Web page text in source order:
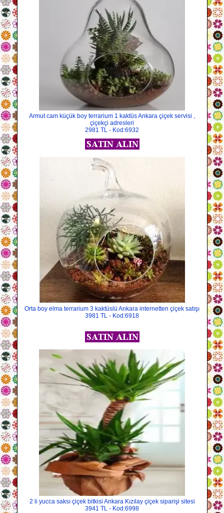
Armut cam küçük boy terrarium 1 kaktüs Ankara çiçek servisi ,
çiçekçi adresleri
2981 TL - Kod:6932
Orta boy elma terrarium 3 kaktüslü Ankara internetten çiçek satışı
3981 TL - Kod:6918
2 li yucca saksı çiçek bitkisi Ankara Kızılay çiçek siparişi sitesi
3941 TL - Kod:6998